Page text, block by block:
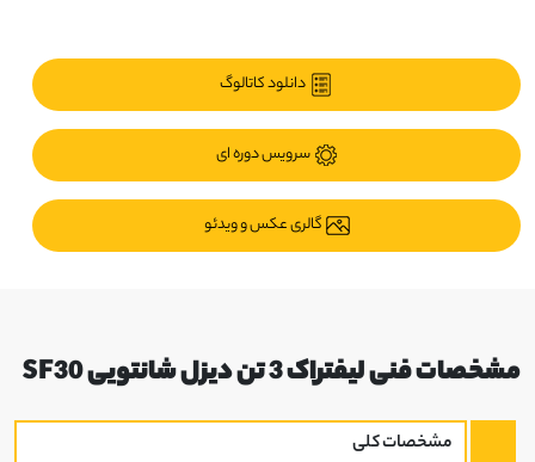
دانلود کاتالوگ
سرویس دوره ای
گالری عکس و ویدئو
مشخصات فنی لیفتراک 3 تن دیزل شانتویی SF30
مشخصات کلی